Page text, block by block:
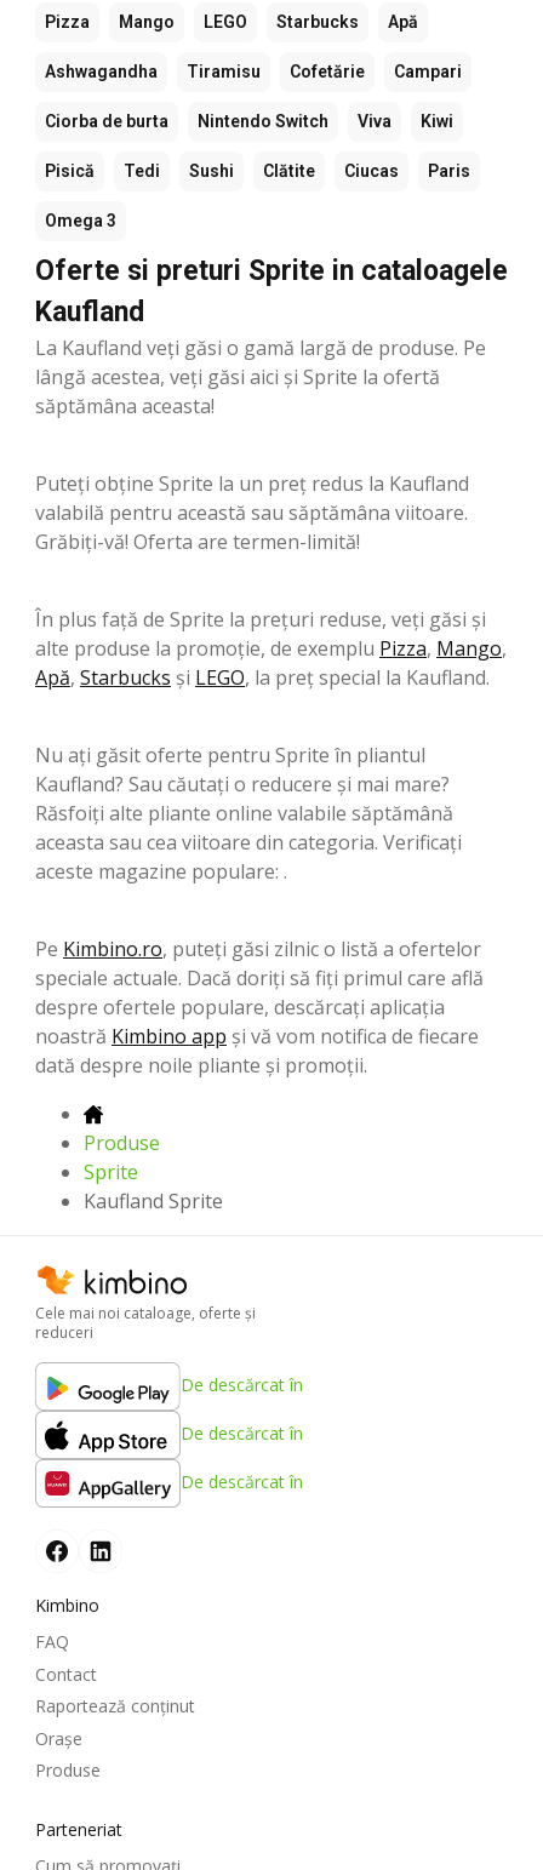
Pizza Mango LEGO Starbucks Apă
Ashwagandha Tiramisu Cofetărie Campari
Ciorba de burta Nintendo Switch Viva Kiwi
Pisică Tedi Sushi Clătite Ciucas Paris
Omega 3
Oferte si preturi Sprite in cataloagele
Kaufland
La Kaufland veți găsi o gamă largă de produse. Pe
lângă acestea, veți găsi aici și Sprite la ofertă
săptămâna aceasta!
Puteți obține Sprite la un preț redus la Kaufland
valabilă pentru această sau săptămâna viitoare.
Grăbiți-vă! Oferta are termen-limită!
În plus față de Sprite la prețuri reduse, veți găsi și
alte produse la promoție, de exemplu Pizza, Mango,
Apă, Starbucks şi LEGO, la preț special la Kaufland.
Nu ați găsit oferte pentru Sprite în pliantul
Kaufland? Sau căutați o reducere și mai mare?
Răsfoiți alte pliante online valabile săptămână
aceasta sau cea viitoare din categoria. Verificați
aceste magazine populare: .
Pe Kimbino.ro, puteți găsi zilnic o listă a ofertelor
speciale actuale. Dacă doriți să fiți primul care află
despre ofertele populare, descărcați aplicația
noastră Kimbino app și vă vom notifica de fiecare
dată despre noile pliante și promoții.
Produse
Sprite
Kaufland Sprite
Cele mai noi cataloage, oferte şi
reduceri
De descărcat în
De descărcat în
De descărcat în
Kimbino
FAQ
Contact
Raportează conținut
Oraşe
Produse
Parteneriat